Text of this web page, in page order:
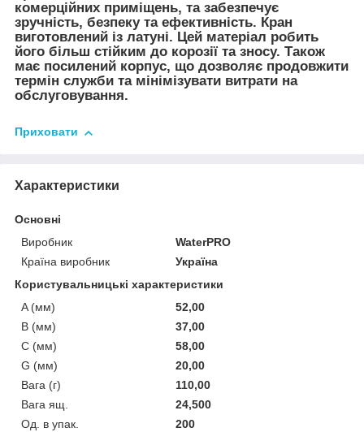
комерційних приміщень, та забезпечує
зручність, безпеку та ефективність. Кран
виготовлений із латуні. Цей матеріал робить
його більш стійким до корозії та зносу. Також
має посилений корпус, що дозволяє продовжити
термін служби та мінімізувати витрати на
обслуговування.
Приховати
Характеристики
Основні
Виробник
WaterPRO
Країна виробник
Україна
Користувальницькі характеристики
A (мм)
52,00
B (мм)
37,00
C (мм)
58,00
G (мм)
20,00
Вага (г)
110,00
Вага ящ.
24,500
Од. в упак.
200